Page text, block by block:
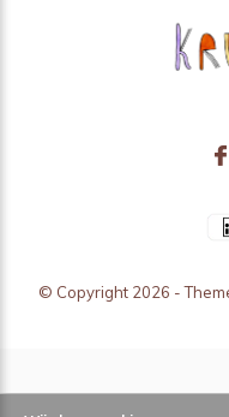
© Copyright 2026 -